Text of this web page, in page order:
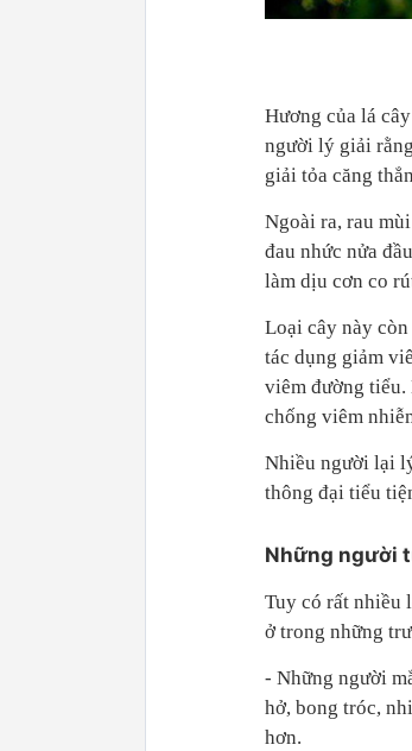
Hương của lá
người lý giải
giải tỏa căng
Ngoài ra, rau
đau nhức nửa
làm dịu cơn co
Loại cây này
tác dụng giảm
viêm đường tiểu.
chống viêm
Nhiều người lại
thông đại tiểu
Những người
Tuy có rất nhiều
ở trong những
- Những người
hở, bong tróc,
hơn.